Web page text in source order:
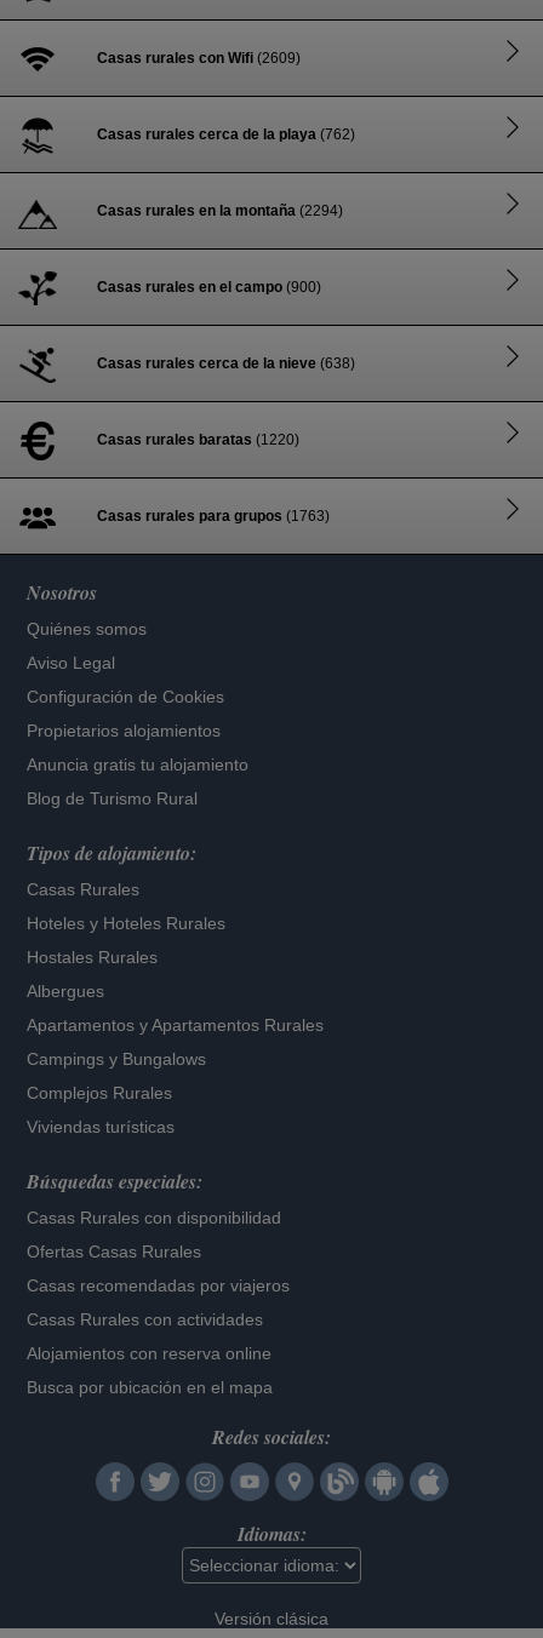
Casas rurales con Wifi (2609)
Casas rurales cerca de la playa (762)
Casas rurales en la montaña (2294)
Casas rurales en el campo (900)
Casas rurales cerca de la nieve (638)
Casas rurales baratas (1220)
Casas rurales para grupos (1763)
Nosotros
Quiénes somos
Aviso Legal
Configuración de Cookies
Propietarios alojamientos
Anuncia gratis tu alojamiento
Blog de Turismo Rural
Tipos de alojamiento:
Casas Rurales
Hoteles y Hoteles Rurales
Hostales Rurales
Albergues
Apartamentos yApartamentos Rurales
Campings y Bungalows
Complejos Rurales
Viviendas turísticas
Búsquedas especiales:
Casas Rurales con disponibilidad
Ofertas Casas Rurales
Casas recomendadas por viajeros
Casas Rurales con actividades
Alojamientos con reserva online
Busca por ubicación en el mapa
Redes sociales:
Idiomas:
Versión clásica